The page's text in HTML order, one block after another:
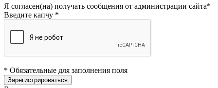
Я согласен(на) получать сообщения от администрации сайта*
Введите капчу *
* Обязательные для заполнения поля